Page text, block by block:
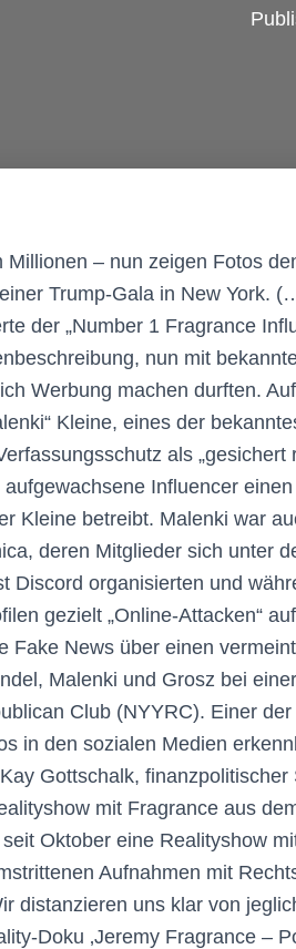
Millionen – nun zeigen Fotos
Trump-Gala in New York.
der „Number 1 Fragrance
nun mit
Werbung machen durften.
Kleine, eines der
als
Influencer
Kleine betreibt. Malenki war
deren Mitglieder sich unter
Discord organisierten und
gezielt „Online-Attacken“
Fake News über einen
Malenki und Grosz bei
Club (NYYRC). Einer
in den sozialen Medien
Gottschalk,
mit Fragrance aus
Oktober eine Realityshow
Aufnahmen mit
distanzieren uns klar von
Doku ‚Jeremy Fragrance –